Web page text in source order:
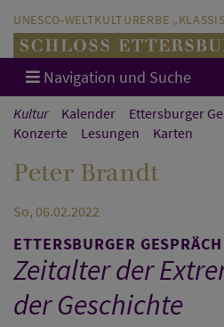
UNESCO-WELTKULTURERBE
Navigation und Suche
Kultur Kalender Ettersburger
Konzerte
Lesungen Karten
Peter Brandt
So, 06.02.2022
ETTERSBURGER GESPRÄCH
Zeitalter der
der Geschichte